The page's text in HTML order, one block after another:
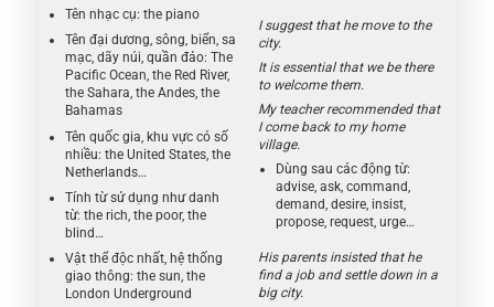
Tên nhạc cụ: the piano
Tên đại dương, sông, biển, sa
mạc, dãy núi, quần đảo: The
Pacific Ocean, the Red River,
the Sahara, the Andes, the
Bahamas
Tên quốc gia, khu vực có số
nhiều: the United States, the
Netherlands…
Tính từ sử dụng như danh
từ: the rich, the poor, the
blind…
Vật thể độc nhất, hệ thống
giao thông: the sun, the
London Underground
I suggest that he move to the
city.
It is essential that we be there
to welcome them.
My teacher recommended that
I come back to my home
village.
Dùng sau các động từ:
advise, ask, command,
demand, desire, insist,
propose, request, urge…
His parents insisted that he
find a job and settle down in a
big city.